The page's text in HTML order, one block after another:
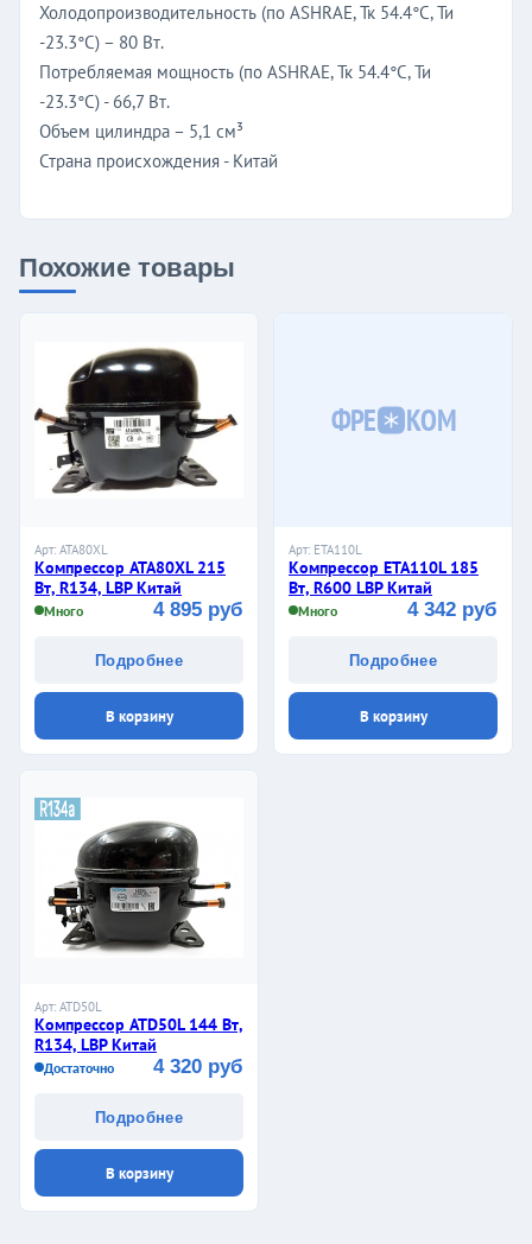
Холодопроизводительность (по ASHRAE, Тк 54.4°C, Ти
-23.3°C) – 80 Вт.
Потребляемая мощность (по ASHRAE, Тк 54.4°C, Ти
-23.3°C) - 66,7 Вт.
Объем цилиндра – 5,1 см³
Страна происхождения - Китай
Похожие товары
Арт: ATA80XL
Компрессор ATA80XL 215
Вт, R134, LBP Китай
Много 4 895 руб
Подробнее
В корзину
ФРЕ КОМ
Арт: ETA110L
Компрессор ETA110L 185
Вт, R600 LBP Китай
Много 4 342 руб
Подробнее
В корзину
Арт: ATD50L
Компрессор ATD50L 144 Вт,
R134, LBP Китай
Достаточно 4 320 руб
Подробнее
В корзину